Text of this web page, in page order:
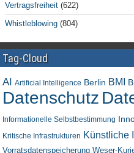
Vertragsfreiheit (622)
Whistleblowing (804)
Tag-Cloud
AI Artificial Intelligence Berlin BMI
Datenschutz
Informationelle Selbstbestimmung
Kritische Infrastrukturen Künstliche
Vorratsdatenspeicherung Weser-